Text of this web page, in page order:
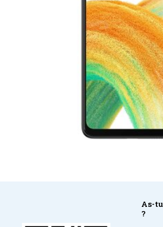
As-
?